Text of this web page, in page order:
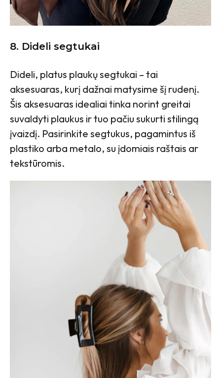
8. Dideli segtukai
Dideli, platus plaukų segtukai – tai
aksesuaras, kurį dažnai matysime šį rudenį.
Šis aksesuaras idealiai tinka norint greitai
suvaldyti plaukus ir tuo pačiu sukurti stilingą
įvaizdį. Pasirinkite segtukus, pagamintus iš
plastiko arba metalo, su įdomiais raštais ar
tekstūromis.